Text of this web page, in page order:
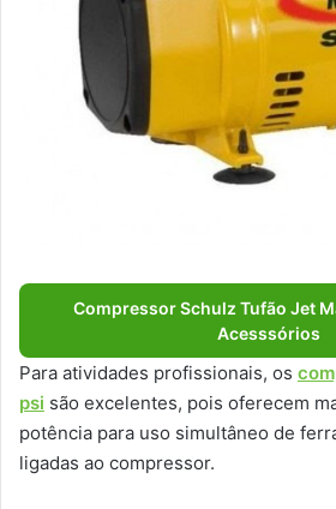
Compressor Schulz Tufão Jet
Acesssórios
Para atividades profissionais, os
psi são excelentes, pois oferecem
potência para uso simultâneo de
ligadas ao compressor.